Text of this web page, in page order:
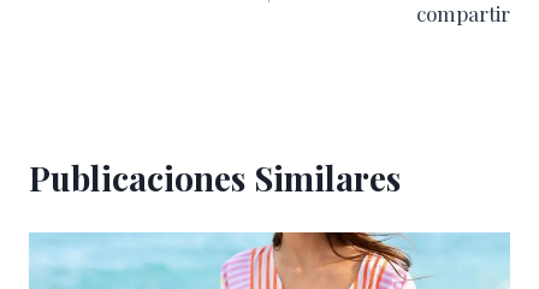
compartir
Publicaciones Similares